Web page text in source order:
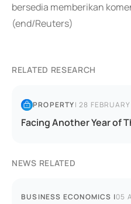
bersedia memberikan
(end/Reuters)
RELATED RESEARCH
PROPERTY|28
Facing Another Year of
NEWS RELATED
BUSINESS ECONOMICS |05